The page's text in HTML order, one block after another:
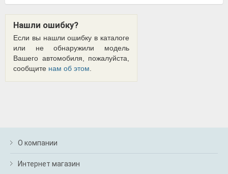
Нашли ошибку?
Если вы нашли ошибку в каталоге
или не обнаружили модель
Вашего автомобиля, пожалуйста,
сообщите нам об этом
О компании
Интернет магазин